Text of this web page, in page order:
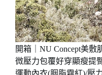
好
看
也
顯
白!
包
覆
開箱｜NU Concept美敷
微壓力包覆好穿顯瘦提
運動內衣(胭脂霧紅)/壓